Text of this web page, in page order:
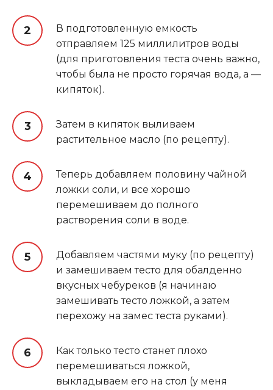
В подготовленную емкость
отправляем 125 миллилитров воды
(для приготовления теста очень важно,
чтобы была не просто горячая вода, а —
кипяток).
Затем в кипяток выливаем
растительное масло (по рецепту).
Теперь добавляем половину чайной
ложки соли, и все хорошо
перемешиваем до полного
растворения соли в воде.
Добавляем частями муку (по рецепту)
и замешиваем тесто для обалденно
вкусных чебуреков (я начинаю
замешивать тесто ложкой, а затем
перехожу на замес теста руками).
Как только тесто станет плохо
перемешиваться ложкой,
выкладываем его на стол (у меня